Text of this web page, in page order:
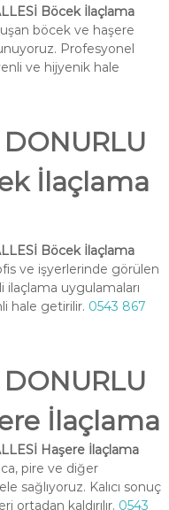
Böcek İlaçlama
böcek ve haşere
Profesyonel
ve hijyenik hale
İlaçlama
Böcek İlaçlama
ve işyerlerinde görülen
ilaçlama uygulamaları
hale getirilir. 0543 867
İlaçlama
Haşere İlaçlama
pire ve diğer
sağlıyoruz. Kalıcı sonuç
kaldırılır. 0543